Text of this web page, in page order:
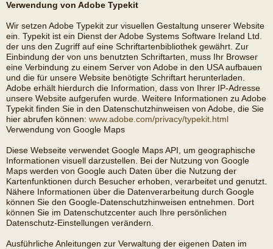
Verwendung von Adobe Typekit
Wir setzen Adobe Typekit zur visuellen Gestaltung unserer Website
ein. Typekit ist ein Dienst der Adobe Systems Software Ireland Ltd.
der uns den Zugriff auf eine Schriftartenbibliothek gewährt. Zur
Einbindung der von uns benutzten Schriftarten, muss Ihr Browser
eine Verbindung zu einem Server von Adobe in den USA aufbauen
und die für unsere Website benötigte Schriftart herunterladen.
Adobe erhält hierdurch die Information, dass von Ihrer IP-Adresse
unsere Website aufgerufen wurde. Weitere Informationen zu Adobe
Typekit finden Sie in den Datenschutzhinweisen von Adobe, die Sie
hier abrufen können: www.adobe.com/privacy/typekit.html
Verwendung von Google Maps
Diese Webseite verwendet Google Maps API, um geographische
Informationen visuell darzustellen. Bei der Nutzung von Google
Maps werden von Google auch Daten über die Nutzung der
Kartenfunktionen durch Besucher erhoben, verarbeitet und genutzt.
Nähere Informationen über die Datenverarbeitung durch Google
können Sie den Google-Datenschutzhinweisen entnehmen. Dort
können Sie im Datenschutzcenter auch Ihre persönlichen
Datenschutz-Einstellungen verändern.
Ausführliche Anleitungen zur Verwaltung der eigenen Daten im